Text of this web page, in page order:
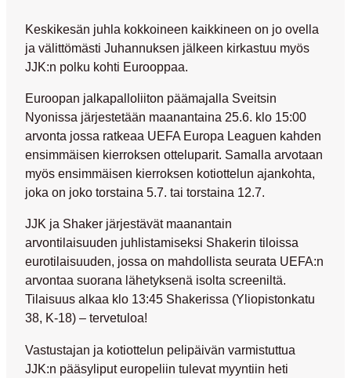
Keskikesän juhla kokkoineen kaikkineen on jo ovella
ja välittömästi Juhannuksen jälkeen kirkastuu myös
JJK:n polku kohti Eurooppaa.
Euroopan jalkapalloliiton päämajalla Sveitsin
Nyonissa järjestetään maanantaina 25.6. klo 15:00
arvonta jossa ratkeaa UEFA Europa Leaguen kahden
ensimmäisen kierroksen otteluparit. Samalla arvotaan
myös ensimmäisen kierroksen kotiottelun ajankohta,
joka on joko torstaina 5.7. tai torstaina 12.7.
JJK ja Shaker järjestävät maanantain
arvontilaisuuden juhlistamiseksi Shakerin tiloissa
eurotilaisuuden, jossa on mahdollista seurata UEFA:n
arvontaa suorana lähetyksenä isolta screeniltä.
Tilaisuus alkaa klo 13:45 Shakerissa (Yliopistonkatu
38, K-18) – tervetuloa!
Vastustajan ja kotiottelun pelipäivän varmistuttua
JJK:n pääsyliput europeliin tulevat myyntiin heti